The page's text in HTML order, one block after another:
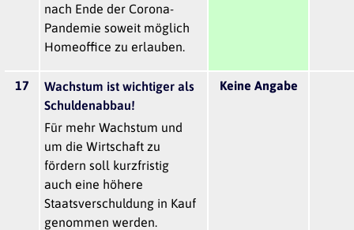
nach Ende der Corona-
Pandemie soweit möglich
Homeoffice zu erlauben.
17
Wachstum ist wichtiger als
Schuldenabbau!
Für mehr Wachstum und
um die Wirtschaft zu
fördern soll kurzfristig
auch eine höhere
Staatsverschuldung in Kauf
genommen werden.
Keine Angabe